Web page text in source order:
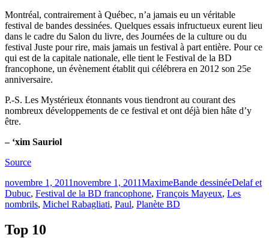
Montréal, contrairement à Québec, n’a jamais eu un véritable
festival de bandes dessinées. Quelques essais infructueux eurent lieu
dans le cadre du Salon du livre, des Journées de la culture ou du
festival Juste pour rire, mais jamais un festival à part entière. Pour ce
qui est de la capitale nationale, elle tient le Festival de la BD
francophone, un évènement établit qui célébrera en 2012 son 25e
anniversaire.
P.-S. Les Mystérieux étonnants vous tiendront au courant des
nombreux développements de ce festival et ont déjà bien hâte d’y
être.
– ‘xim Sauriol
Source
Publié
le
novembre 1, 2011novembre 1, 2011MaximeCatégories
Bande dessinéeÉtiquettes
Delaf et
Dubuc, Festival de la BD francophone, François Mayeux, Les
nombrils, Michel Rabagliati, Paul, Planète BD
Top 10